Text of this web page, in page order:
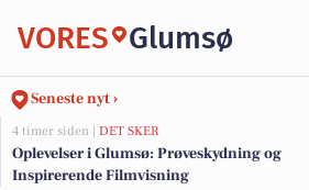
VORES Glumsø
Seneste nyt ›
4 timer siden | DET SKER
Oplevelser i Glumsø: Prøveskydning og
Inspirerende Filmvisning